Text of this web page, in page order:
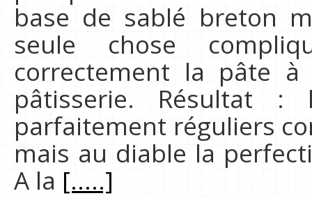
base de sablé breton
seule chose
correctement la pâte
pâtisserie. Résultat
parfaitement réguliers
mais au diable la
A la [.....]